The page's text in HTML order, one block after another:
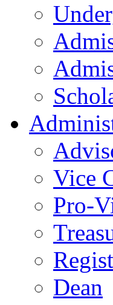
Vice
Pro-
Dean